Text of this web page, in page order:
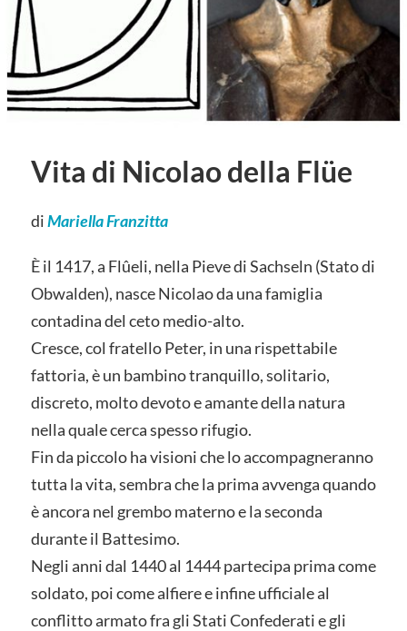
Vita di Nicolao della Flüe
diMariella Franzitta
È il 1417, a Flûeli, nella Pieve di Sachseln (Stato di
Obwalden), nasce Nicolao da una famiglia
contadina del ceto medio-alto.
Cresce, col fratello Peter, in una rispettabile
fattoria, è un bambino tranquillo, solitario,
discreto, molto devoto e amante della natura
nella quale cerca spesso rifugio.
Fin da piccolo ha visioni che lo accompagneranno
tutta la vita, sembra che la prima avvenga quando
è ancora nel grembo materno e la seconda
durante il Battesimo.
Negli anni dal 1440 al 1444 partecipa prima come
soldato, poi come alfiere e infine ufficiale al
conflitto armato fra gli Stati Confederati e gli